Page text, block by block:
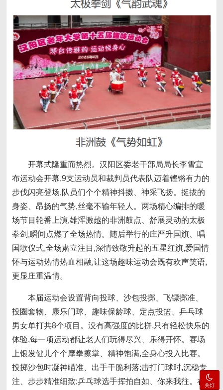
开幕式隆重而热烈。汉阳区委老干部局局长李雪宣
布运动会开幕,9支运动员和裁判员代表队迈着铿锵有力的
步伐闪亮登场,队员们个个精神抖擞、神采飞扬。挺拔的
身姿、昂扬的气势,丝毫不输年轻人。两场精心编排的暖
场节目轮番上演,雄浑激越的非洲鼓点、舒展灵动的太极
拳剑,瞬间点燃了全场热情。随后举行的庄严升国旗、唱
国歌仪式,全场肃立注目,深情致敬升起的五星红旗,爱国情
怀与运动热情热血相融,让这场趣味运动会既有欢声笑语,
更显庄重温情。
本届运动会设置背向投球、沙包投掷、飞镖掷准、
投圈套物、康乐门球、趣味保龄球、定点投篮、乒乓球
男女单打共8个项目。没有高强度的比拼,只有轻松快乐的
体验,每一项运动都让老人们玩得尽兴、乐得开怀。赛场
上银发健儿个个摩拳擦掌、精神饱满,全身心投入比赛。
投掷沙包时凝神瞄准、出手干脆利落;击打门球时,沉稳专
注、步步精准细致;乒乓球选手挥拍自如、你来我往。在5关灯